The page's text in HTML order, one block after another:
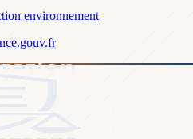
environnement